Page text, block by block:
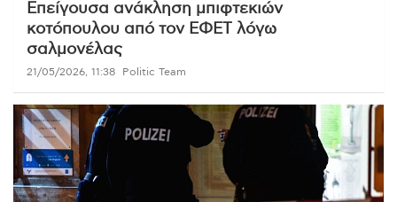
Επείγουσα ανάκληση μπιφτεκιών
κοτόπουλου από τον ΕΦΕΤ λόγω
σαλμονέλας
21/05/2026, 11:38 Politic Team